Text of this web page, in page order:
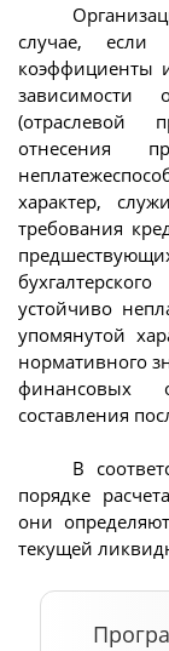
случае,
коэффициенты
зависимости
(отраслевой
отнесения
характер,
требования
устойчиво
упомянутой
нормативного
финансовых
составления
В
порядке
они
текущей